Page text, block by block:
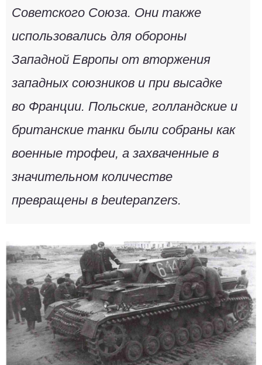
Советского Союза. Они также
использовались для обороны
Западной Европы от вторжения
западных союзников и при высадке
во Франции. Польские, голландские и
британские танки были собраны как
военные трофеи, а захваченные в
значительном количестве
превращены в beutepanzers.